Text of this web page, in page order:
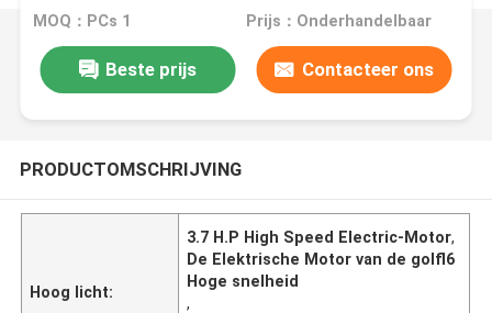
MOQ：PCs 1 Prijs：Onderhandelbaar
Beste prijs Contacteer ons
PRODUCTOMSCHRIJVING
Hoog licht:
3.7 H.P High Speed Electric-Motor,
De Elektrische Motor van de golfl6
Hoge snelheid
,